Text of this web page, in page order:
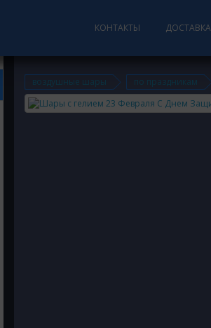
КОНТАКТЫ ДОСТАВКА
воздушные шары по праздникам